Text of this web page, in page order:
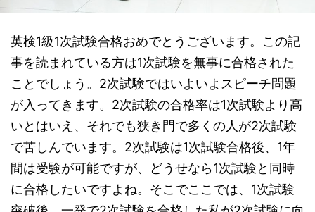
英検1級1次試験合格おめでとうございます。この記
事を読まれている方は1次試験を無事に合格された
ことでしょう。2次試験ではいよいよスピーチ問題
が入ってきます。2次試験の合格率は1次試験より高
いとはいえ、それでも狭き門で多くの人が2次試験
で苦しんでいます。2次試験は1次試験合格後、1年
間は受験が可能ですが、どうせなら1次試験と同時
に合格したいですよね。そこでここでは、1次試験